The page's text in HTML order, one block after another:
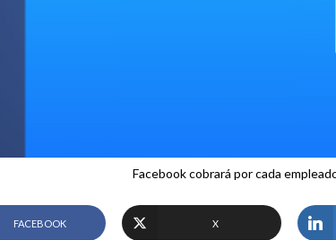
Facebook cobrará por cada
FACEBOOK X